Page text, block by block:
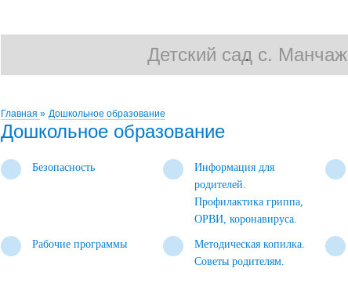
Детский сад с. Манчаж
.
Главная » Дошкольное образование
Дошкольное образование
Безопасность
Информация для
родителей.
Профилактика гриппа,
ОРВИ, коронавируса.
Рабочие программы
Методическая копилка.
Советы родителям.